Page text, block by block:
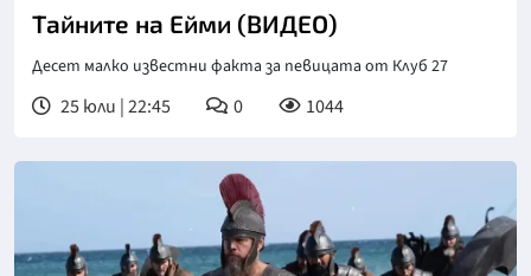
Тайните на Ейми (ВИДЕО)
Десет малко известни факта за певицата от Клуб 27
25 юли | 22:45 0 1044